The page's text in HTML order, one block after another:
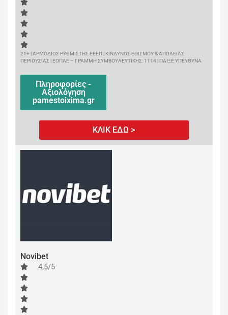
21+ | ΑΡΜΟΔΙΟΣ ΡΥΘΜΙΣΤΗΣ ΕΕΕΠ | ΚΙΝΔΥΝΟΣ ΕΘΙΣΜΟΥ & ΑΠΩΛΕΙΑΣ
ΠΕΡΙΟΥΣΙΑΣ | ΕΟΠΑΕ – ΓΡΑΜΜΗ ΣΥΜΒΟΥΛΕΥΤΙΚΗΣ: 1114 | ΠΑΙΞΕ ΥΠΕΥΘΥΝΑ
Πληροφορίες -
Αξιολόγηση
pamestoixima.gr
ΚΛΙΚ ΕΔΩ >
Novibet
4,5/5